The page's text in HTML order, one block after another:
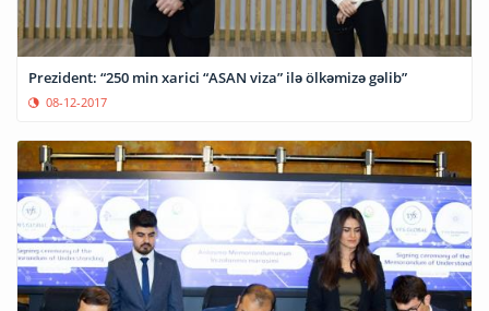
Prezident: “250 min xarici “ASAN viza” ilə ölkəmizə gəlib”
08-12-2017